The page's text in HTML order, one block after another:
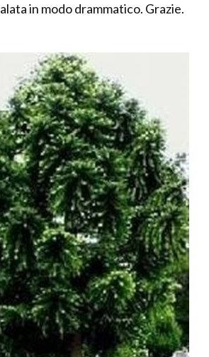
in modo drammatico. Grazie.